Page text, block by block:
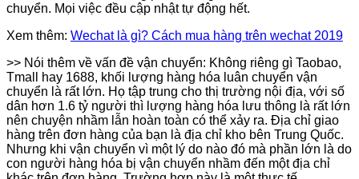
chuyển. Mọi việc đều cập nhật tự động hết.
Xem thêm: Wechat là gì? Cách mua hàng trên wechat 2019
>> Nói thêm về vấn đề vận chuyển: Không riêng gì Taobao,
Tmall hay 1688, khối lượng hàng hóa luân chuyển vận
chuyển là rất lớn. Họ tập trung cho thị trường nội địa, với số
dân hơn 1.6 tỷ người thì lượng hàng hóa lưu thông là rất lớn
nên chuyện nhầm lẫn hoàn toàn có thể xảy ra. Địa chỉ giao
hàng trên đơn hàng của bạn là địa chỉ kho bên Trung Quốc.
Nhưng khi vận chuyển vì một lý do nào đó mà phần lớn là do
con người hàng hóa bị vận chuyển nhầm đến một địa chỉ